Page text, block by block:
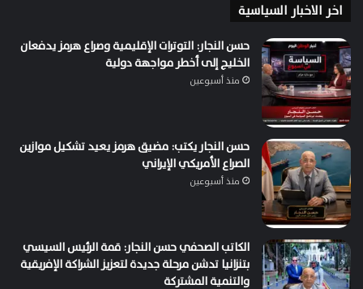
اخر الاخبار السياسية
حسن النجار: التوترات الإقليمية وصراع هرمز يدفعان
الخليج إلى أخطر مواجهة دولية
منذ أسبوعين
حسن النجار يكتب: مضيق هرمز يعيد تشكيل موازين
الصراع الأمريكي الإيراني
منذ أسبوعين
الكاتب الصحفي حسن النجار: قمة الرئيس السيسي
بتنزانيا تدشن مرحلة جديدة لتعزيز الشراكة الإفريقية
والتنمية المشتركة